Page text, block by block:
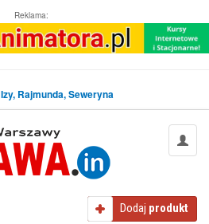
Reklama:
Izy, Rajmunda, Seweryna
Dodaj produkt